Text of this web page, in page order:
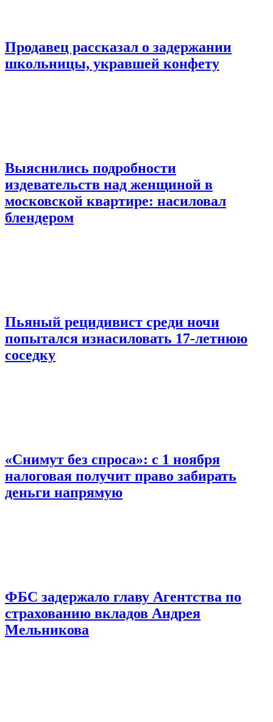
Продавец рассказал о задержании
школьницы, укравшей конфету
Выяснились подробности
издевательств над женщиной в
московской квартире: насиловал
блендером
Пьяный рецидивист среди ночи
попытался изнасиловать 17-летнюю
соседку
«Снимут без спроса»: с 1 ноября
налоговая получит право забирать
деньги напрямую
ФБС задержало главу Агентства по
страхованию вкладов Андрея
Мельникова